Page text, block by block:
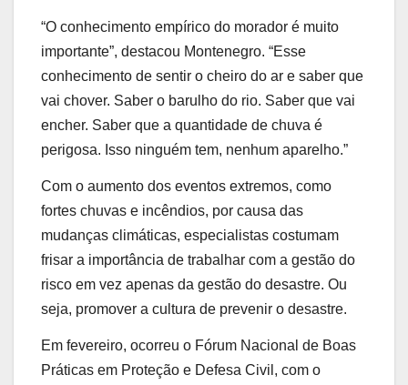
“O conhecimento empírico do morador é muito
importante”, destacou Montenegro. “Esse
conhecimento de sentir o cheiro do ar e saber que
vai chover. Saber o barulho do rio. Saber que vai
encher. Saber que a quantidade de chuva é
perigosa. Isso ninguém tem, nenhum aparelho.”
Com o aumento dos eventos extremos, como
fortes chuvas e incêndios, por causa das
mudanças climáticas, especialistas costumam
frisar a importância de trabalhar com a gestão do
risco em vez apenas da gestão do desastre. Ou
seja, promover a cultura de prevenir o desastre.
Em fevereiro, ocorreu o Fórum Nacional de Boas
Práticas em Proteção e Defesa Civil, com o